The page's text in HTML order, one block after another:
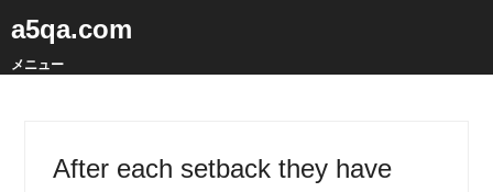
a5qa.com
メニュー
After each setback they have